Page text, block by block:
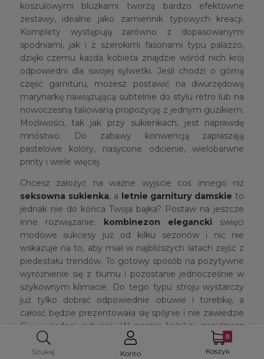
Szukaj Konto Koszyk
koszulowymi bluzkami tworzą bardzo efektowne
zestawy, idealne jako zamiennik typowych kreacji.
Komplety występują zarówno z dopasowanymi
spodniami, jak i z szerokimi fasonami typu palazzo,
dzięki czemu każda kobieta znajdzie wśród nich krój
odpowiedni dla swojej sylwetki. Jeśli chodzi o górną
część garnituru, możesz postawić na dwurzędową
marynarkę nawiązującą subtelnie do stylu retro lub na
nowoczesną taliowaną propozycję z jednym guzikiem.
Możliwości, tak jak przy sukienkach, jest naprawdę
mnóstwo. Do zabawy konwencją zapraszają
pastelowe kolory, nasycone odcienie, wielobarwne
printy i wiele więcej.
Chcesz założyć na ważne wyjście coś innego niż
seksowna sukienka, a letnie garnitury damskie to
jednak nie do końca Twoja bajka? Postaw na jeszcze
inne rozwiązanie: kombinezon elegancki święci
modowe sukcesy już od kilku sezonów i nic nie
wskazuje na to, aby miał w najbliższych latach zejść z
piedestału trendów. To gotowy sposób na pozytywne
wyróżnienie się z tłumu i pozostanie jednocześnie w
szykownym klimacie. Do tego typu stroju wystarczy
już tylko dobrać odpowiednie obuwie i torebkę, a
całość będzie prezentowała się spójnie i nie zawiedzie
Cię w żadnej sytuacji. W naszej kolekcji znajdziesz
różnorodne propozycje:
kombinezony na komunie
ale także
kombinezony na wesele . Słowem,